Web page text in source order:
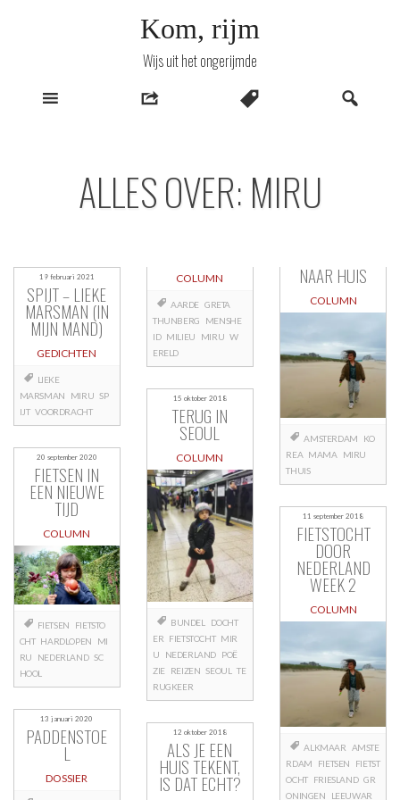
Kom, rijm
Wijs uit het ongerijmde
ALLES OVER: MIRU
19 februari 2021
SPIJT – LIEKE
MARSMAN (IN
MIJN MAND)
GEDICHTEN
LIEKE
MARSMAN
MIRU SP
IJT VOORDRACHT
20 september 2020
FIETSEN IN
EEN NIEUWE
TIJD
COLUMN
FIETSEN
FIETSTO
CHT HARDLOPEN
MI
RU
NEDERLAND SC
HOOL
13 januari 2020
PADDENSTOE
L
DOSSIER
COLUMN
AARDE GRETA
THUNBERG
MENSHE
ID MILIEU MIRU W
ERELD
15 oktober 2018
TERUG IN
SEOUL
COLUMN
BUNDEL
DOCHT
ER FIETSTOCHT MIR
U
NEDERLAND POË
ZIE
REIZEN SEOUL
TE
RUGKEER
12 oktober 2018
ALS JE EEN
HUIS TEKENT,
IS DAT ECHT?
NAAR HUIS
COLUMN
AMSTERDAM
KO
REA MAMA
MIRU
THUIS
11 september 2018
FIETSTOCHT
DOOR
NEDERLAND
WEEK 2
COLUMN
ALKMAAR AMSTE
RDAM
FIETSEN
FIETST
OCHT
FRIESLAND GR
ONINGEN
LEEUWAR